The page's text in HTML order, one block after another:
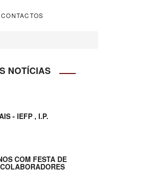
CONTACTOS
- IEFP , I.P.
COM FESTA DE